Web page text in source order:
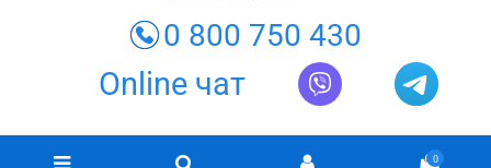
0 800 750 430
Online чат
0